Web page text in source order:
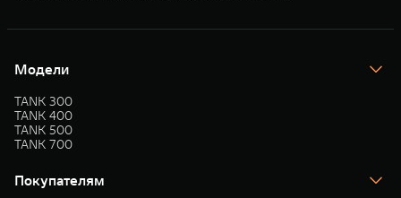
Модели
TANK 300
TANK 400
TANK 500
TANK 700
Покупателям